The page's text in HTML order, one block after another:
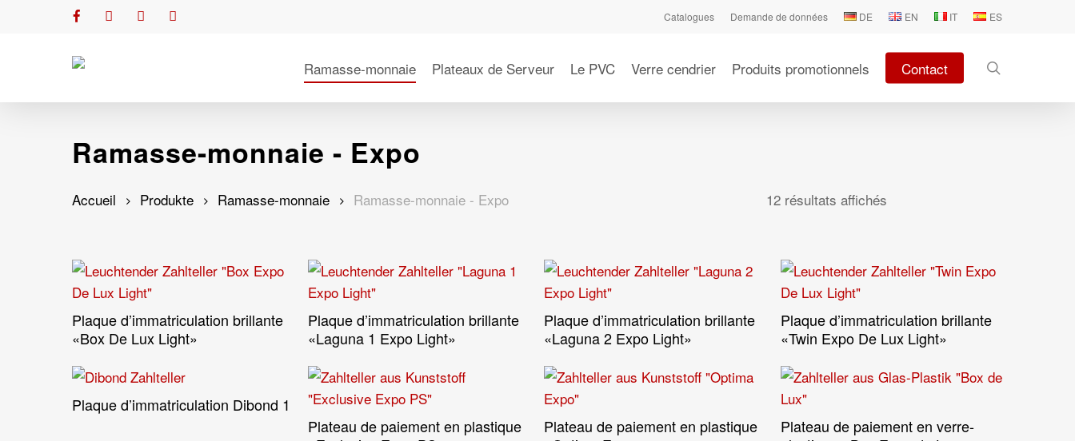
Catalogues Demande de données DE EN IT ES
Hit enter to search or ESC to close
Ramasse-monnaie Plateaux de Serveur Le PVC Verre cendrier Produits promotionnels Contact
Ramasse-monnaie - Expo
12 résultats affichés
Accueil Produkte Ramasse-monnaie Ramasse-monnaie - Expo
Lire La Suite
Plaque d’immatriculation brillante
«Box De Lux Light»
Lire La Suite
Plaque d’immatriculation brillante
«Laguna 1 Expo Light»
Lire La Suite
Plaque d’immatriculation brillante
«Laguna 2 Expo Light»
Lire La Suite
Plaque d’immatriculation brillante
«Twin Expo De Lux Light»
Lire La Suite
Plaque d’immatriculation Dibond 1
Lire La Suite
Plateau de paiement en plastique
Lire La Suite
Plateau de paiement en plastique
Lire La Suite
Plateau de paiement en verre-